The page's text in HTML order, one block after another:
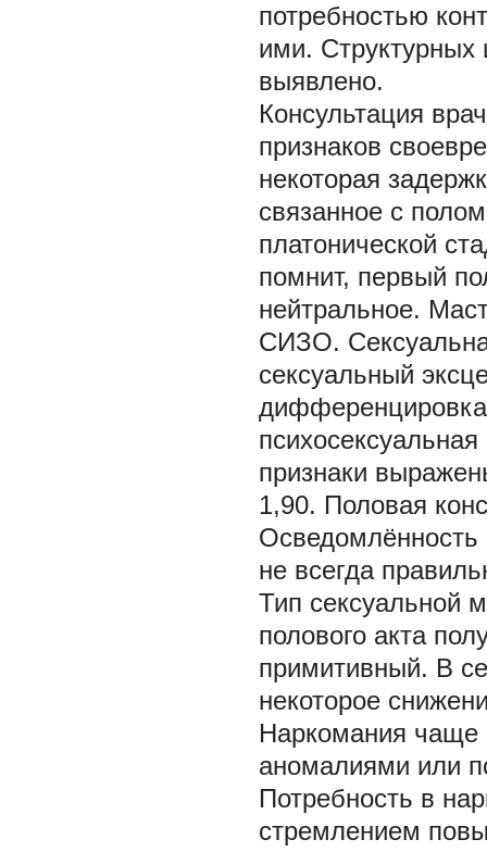
потребностью
ими. Структурных
выявлено.
Консультация
признаков
некоторая
связанное с
платонической
помнит, первый
нейтральное.
СИЗО.
сексуальный
признаки
1,90. Половая
Осведомлённость
не всегда
Тип сексуальной
полового акта
примитивный. В
некоторое
Наркомания чаще
аномалиями или
Потребность в
стремлением